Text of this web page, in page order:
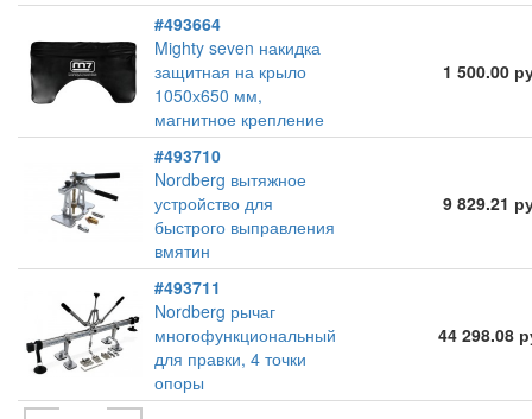
#493664
Mighty seven накидка
защитная на крыло
1050х650 мм,
магнитное крепление
1 500.00
#493710
Nordberg вытяжное
устройство для
быстрого выправления
вмятин
9 829.21
#493711
Nordberg рычаг
многофункциональный
для правки, 4 точки
опоры
44 298.08